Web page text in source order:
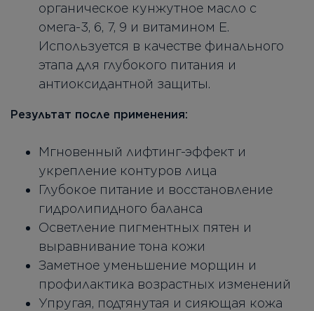
органическое кунжутное масло с
омега-3, 6, 7, 9 и витамином E.
Используется в качестве финального
этапа для глубокого питания и
антиоксидантной защиты.
Результат после применения:
Мгновенный лифтинг-эффект и
укрепление контуров лица
Глубокое питание и восстановление
гидролипидного баланса
Осветление пигментных пятен и
выравнивание тона кожи
Заметное уменьшение морщин и
профилактика возрастных изменений
Упругая, подтянутая и сияющая кожа